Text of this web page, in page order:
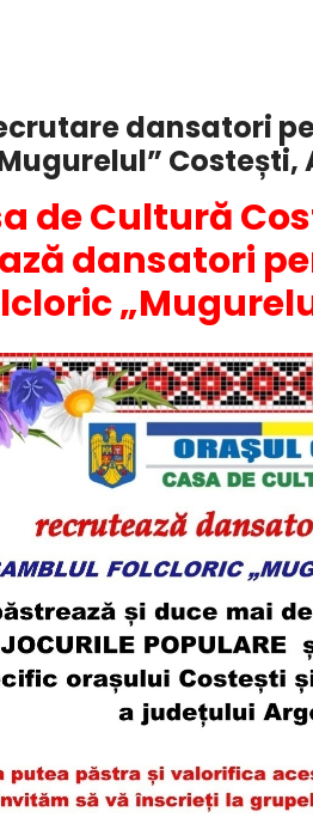
dansatori
Costești,
de Cultură
dansatori